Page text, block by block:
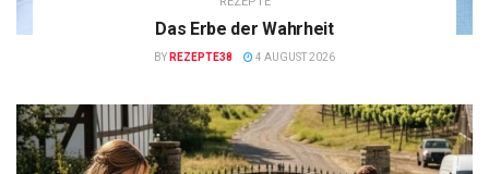
Das Erbe der Wahrheit
BY REZEPTE38 4 AUGUST 2026